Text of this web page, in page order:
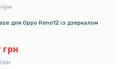
для Oppo Reno12 із дзеркалом
грн